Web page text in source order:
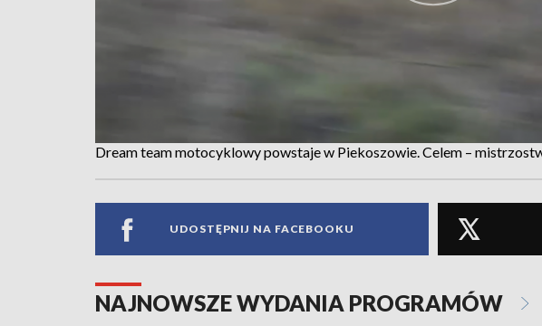
Dream team motocyklowy powstaje w Piekoszowie. Celem –
UDOSTĘPNIJ NA FACEBOOKU
NAJNOWSZE WYDANIA PROGRAMÓW